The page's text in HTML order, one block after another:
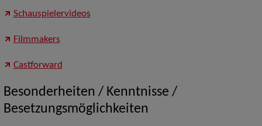
Schauspielervideos
Filmmakers
Castforward
Besonderheiten / Kenntnisse /
Besetzungsmöglichkeiten